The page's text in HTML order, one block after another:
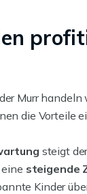
Murr handeln
die Vorteile
steigt
steigende
Kinder